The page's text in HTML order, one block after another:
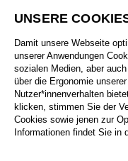
UNSERE
Damit unsere Webseite
unserer Anwendungen
sozialen Medien, aber
über die Ergonomie
Nutzer*innenverhalten
klicken, stimmen Sie der
Cookies sowie jenen zur
Informationen findet Sie in